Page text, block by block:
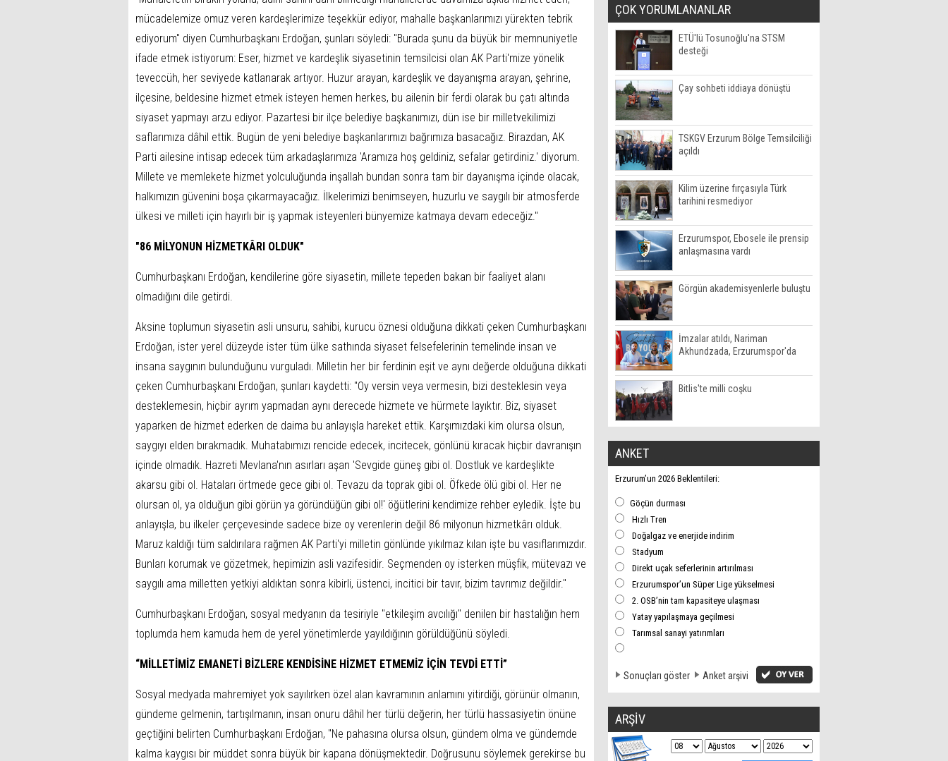
mücadelemize omuz veren kardeşlerimize teşekkür ediyor, mahalle başkanlarımızı yürekten tebrik
ediyorum" diyen Cumhurbaşkanı Erdoğan, şunları söyledi: "Burada şunu da büyük bir memnuniyetle
ifade etmek istiyorum: Eser, hizmet ve kardeşlik siyasetinin temsilcisi olan AK Parti'mize yönelik
teveccüh, her seviyede katlanarak artıyor. Huzur arayan, kardeşlik ve dayanışma arayan, şehrine,
ilçesine, beldesine hizmet etmek isteyen hemen herkes, bu ailenin bir ferdi olarak bu çatı altında
siyaset yapmayı arzu ediyor. Pazartesi bir ilçe belediye başkanımızı, dün ise bir milletvekilimizi
saflarımıza dâhil ettik. Bugün de yeni belediye başkanlarımızı bağrımıza basacağız. Birazdan, AK
Parti ailesine intisap edecek tüm arkadaşlarımıza 'Aramıza hoş geldiniz, sefalar getirdiniz.' diyorum.
Millete ve memlekete hizmet yolculuğunda inşallah bundan sonra tam bir dayanışma içinde olacak,
halkımızın güvenini boşa çıkarmayacağız. İlkelerimizi benimseyen, huzurlu ve saygılı bir atmosferde
ülkesi ve milleti için hayırlı bir iş yapmak isteyenleri bünyemize katmaya devam edeceğiz."
"86 MİLYONUN HİZMETKÂRI OLDUK"
Cumhurbaşkanı Erdoğan, kendilerine göre siyasetin, millete tepeden bakan bir faaliyet alanı
olmadığını dile getirdi.
Aksine toplumun siyasetin asli unsuru, sahibi, kurucu öznesi olduğuna dikkati çeken Cumhurbaşkanı
Erdoğan, ister yerel düzeyde ister tüm ülke sathında siyaset felsefelerinin temelinde insan ve
insana saygının bulunduğunu vurguladı. Milletin her bir ferdinin eşit ve aynı değerde olduğuna dikkati
çeken Cumhurbaşkanı Erdoğan, şunları kaydetti: "Oy versin veya vermesin, bizi desteklesin veya
desteklemesin, hiçbir ayrım yapmadan aynı derecede hizmete ve hürmete layıktır. Biz, siyaset
yaparken de hizmet ederken de daima bu anlayışla hareket ettik. Karşımızdaki kim olursa olsun,
saygıyı elden bırakmadık. Muhatabımızı rencide edecek, incitecek, gönlünü kıracak hiçbir davranışın
içinde olmadık. Hazreti Mevlana'nın asırları aşan 'Sevgide güneş gibi ol. Dostluk ve kardeşlikte
akarsu gibi ol. Hataları örtmede gece gibi ol. Tevazu da toprak gibi ol. Öfkede ölü gibi ol. Her ne
olursan ol, ya olduğun gibi görün ya göründüğün gibi ol!' öğütlerini kendimize rehber eyledik. İşte bu
anlayışla, bu ilkeler çerçevesinde sadece bize oy verenlerin değil 86 milyonun hizmetkârı olduk.
Maruz kaldığı tüm saldırılara rağmen AK Parti'yi milletin gönlünde yıkılmaz kılan işte bu vasıflarımızdır.
Bunları korumak ve gözetmek, hepimizin asli vazifesidir. Seçmenden oy isterken müşfik, mütevazı ve
saygılı ama milletten yetkiyi aldıktan sonra kibirli, üstenci, incitici bir tavır, bizim tavrımız değildir."
Cumhurbaşkanı Erdoğan, sosyal medyanın da tesiriyle "etkileşim avcılığı" denilen bir hastalığın hem
toplumda hem kamuda hem de yerel yönetimlerde yayıldığının görüldüğünü söyledi.
“MİLLETİMİZ EMANETİ BİZLERE KENDİSİNE HİZMET ETMEMİZ İÇİN TEVDİ ETTİ”
Sosyal medyada mahremiyet yok sayılırken özel alan kavramının anlamını yitirdiği, görünür olmanın,
gündeme gelmenin, tartışılmanın, insan onuru dâhil her türlü değerin, her türlü hassasiyetin önüne
geçtiğini belirten Cumhurbaşkanı Erdoğan, "Ne pahasına olursa olsun, gündem olma ve gündemde
kalma kaygısı bir müddet sonra büyük bir kapana dönüşmektedir. Doğrusunu söylemek gerekirse bu
ÇOK YORUMLANANLAR
ETÜ'lü Tosunoğlu'na STSM
desteği
Çay sohbeti iddiaya dönüştü
TSKGV Erzurum Bölge Temsilciliği
açıldı
Kilim üzerine fırçasıyla Türk
tarihini resmediyor
Erzurumspor, Ebosele ile prensip
anlaşmasına vardı
Görgün akademisyenlerle buluştu
İmzalar atıldı, Nariman
Akhundzada, Erzurumspor'da
Bitlis'te milli coşku
ANKET
Erzurum’un 2026 Beklentileri:
Göçün durması
Hızlı Tren
Doğalgaz ve enerjide indirim
Stadyum
Direkt uçak seferlerinin artırılması
Erzurumspor’un Süper Lige yükselmesi
2. OSB’nin tam kapasiteye ulaşması
Yatay yapılaşmaya geçilmesi
Tarımsal sanayi yatırımları
Sonuçları göster Anket arşivi
ARŞİV